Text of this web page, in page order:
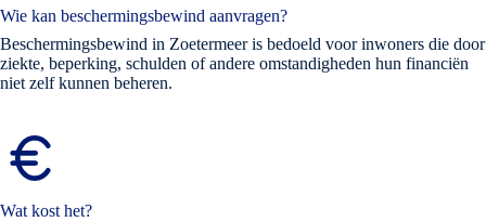
Wie kan beschermingsbewind aanvragen?
Beschermingsbewind in Zoetermeer is bedoeld voor inwoners die door
ziekte, beperking, schulden of andere omstandigheden hun financiën
niet zelf kunnen beheren.
Wat kost het?